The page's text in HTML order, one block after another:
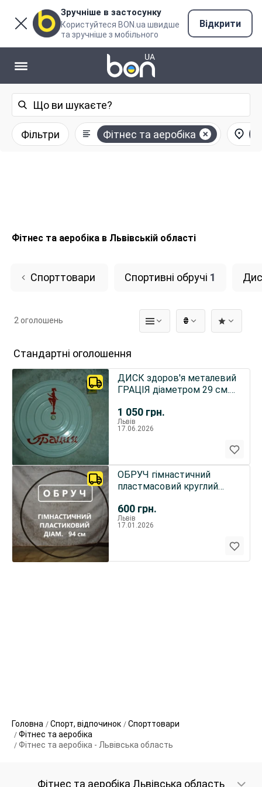
Зручніше в застосунку
Користуйтеся BON.ua швидше
та зручніше з мобільного
Відкрити
Фільтри Фітнес та аеробіка
Фітнес та аеробіка в Львівській області
Спорттовари Спортивні обручі 1
₴
2 оголошень
Стандартні оголошення
1 050 грн.
ДИСК здоров'я металевий
ГРАЦІЯ діаметром 29 см.
Львів
17.06.2026
600 грн.
ОБРУЧ гімнастичний
пластмасовий круглий
Львів
17.01.2026
Головна Спорт, відпочинок
Спорттовари
Фітнес та аеробіка
Фітнес та аеробіка - Львівська область
Фітнес та аеробіка Львівська область